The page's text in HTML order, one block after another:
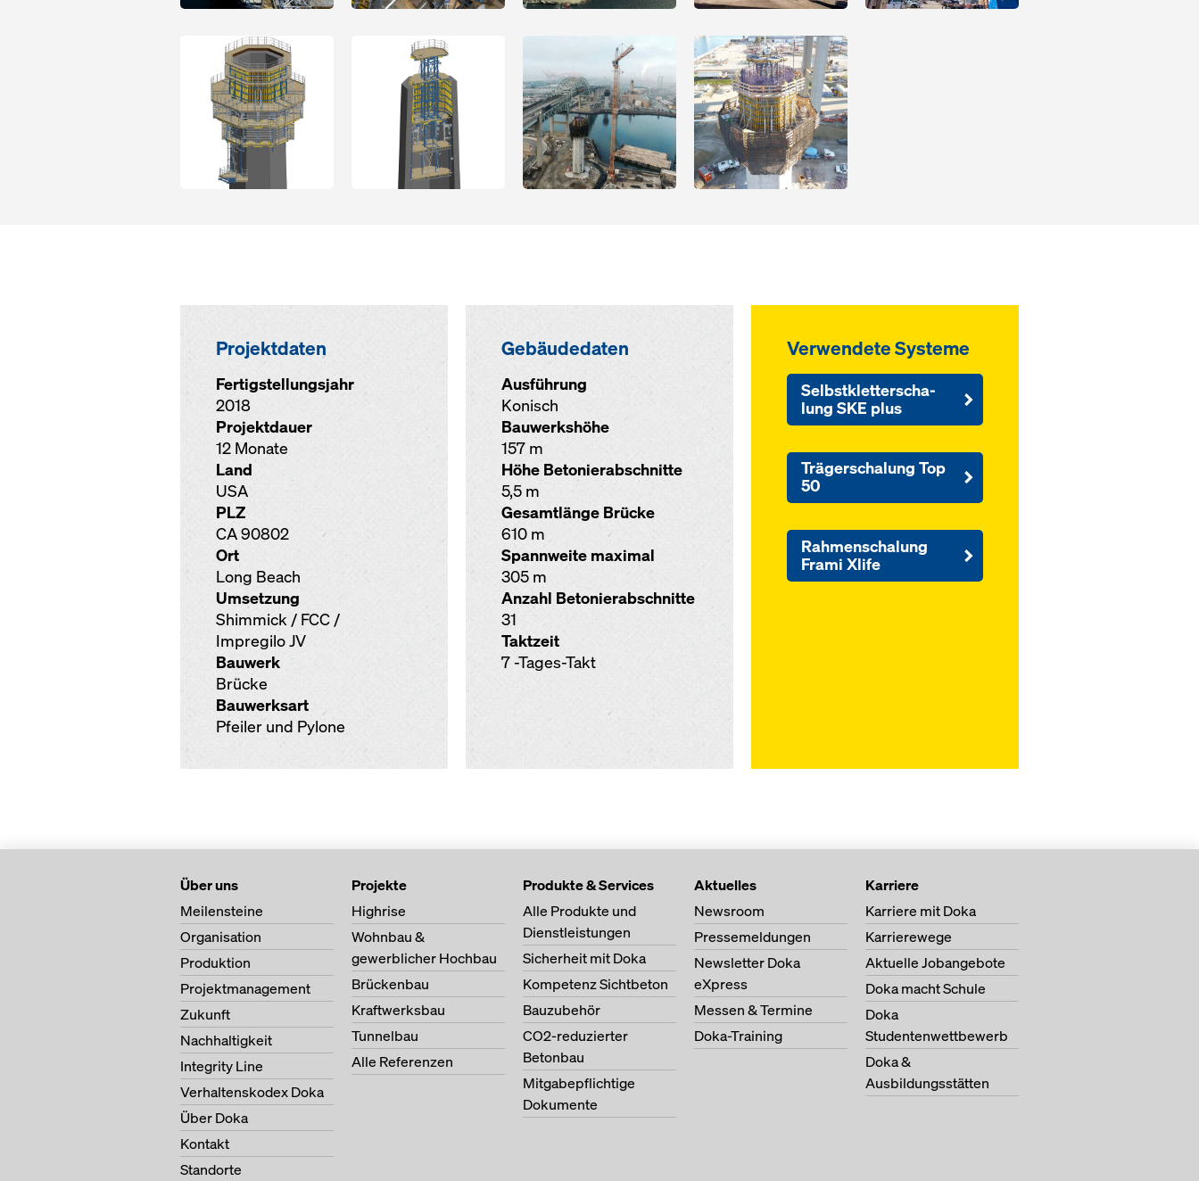
Open
Projektdaten
Fertigstellungsjahr
2018
Projektdauer
12 Monate
Land
USA
PLZ
CA 90802
Ort
Long Beach
Umsetzung
Shimmick / FCC /
Impregilo JV
Bauwerk
Brücke
Bauwerksart
Pfeiler und Pylone
Gebäudedaten
Ausführung
Konisch
Bauwerkshöhe
157 m
Höhe Betonierabschnitte
5,5 m
Gesamtlänge Brücke
610 m
Spannweite maximal
305 m
Anzahl Betonierabschnitte
31
Taktzeit
7 -Tages-Takt
Verwendete Systeme
Selbst­k­let­ter­scha­
lung SKE plus
Trägerschalung Top
50
Rahmenschalung
Frami Xlife
Über uns
Meilensteine
Organisation
Produktion
Projektmanagement
Zukunft
Nachhaltigkeit
Integrity Line
Verhaltenskodex Doka
Über Doka
Kontakt
Standorte
Projekte
Highrise
Wohnbau &
gewerblicher Hochbau
Brückenbau
Kraftwerksbau
Tunnelbau
Alle Referenzen
Produkte & Services
Alle Produkte und
Dienstleistungen
Sicherheit mit Doka
Kompetenz Sichtbeton
Bauzubehör
CO2-reduzierter
Betonbau
Mitgabepflichtige
Dokumente
Aktuelles
Newsroom
Pressemeldungen
Newsletter Doka
eXpress
Messen & Termine
Doka-Training
Karriere
Karriere mit Doka
Karrierewege
Aktuelle Jobangebote
Doka macht Schule
Doka
Studentenwettbewerb
Doka &
Ausbildungsstätten